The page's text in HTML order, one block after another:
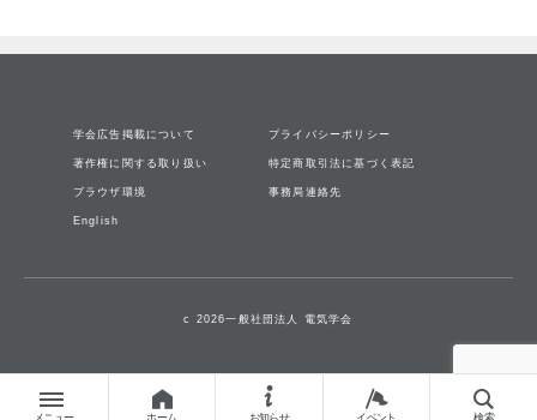
メニュー ホーム お知らせ イベント 検索
学会広告掲載について プライバシーポリシー
著作権に関する取り扱い 特定商取引法に基づく表記
ブラウザ環境 事務局連絡先
English
c 2026一般社団法人 電気学会